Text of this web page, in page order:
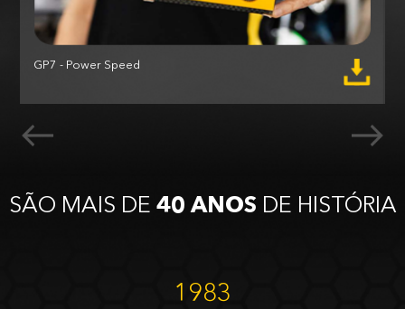
GP7 - Power Speed
SÃO MAIS DE 40 ANOS DE HISTÓRIA
1983